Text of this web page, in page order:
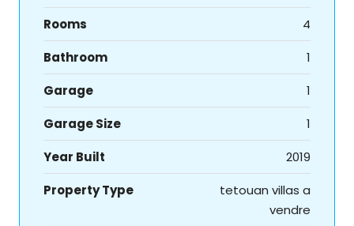
Rooms
4
Bathroom
1
Garage
1
Garage Size
1
Year Built
2019
Property Type
tetouan villas a
vendre